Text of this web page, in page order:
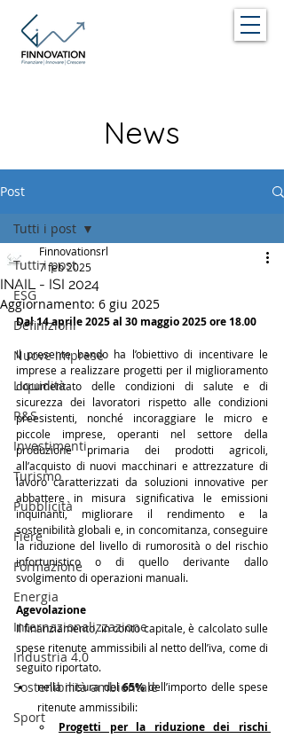
News
Post
Tutti i post
ESG
Definizioni
Nuove imprese
Liquidità
R&S
Investimenti
Turismo
Pubblicità
Fiere
Formazione
Energia
Internazionalizzazione
Industria 4.0
Sostenibilità ambientale
Sport
Tutti i post
INAIL - ISI 2024
Finnovationsrl
7 feb 2025
Aggiornamento: 6 giu 2025
Dal 14 aprile 2025 al 30 maggio 2025 ore 18.00
Il presente bando ha l’obiettivo di incentivare le
imprese a realizzare progetti per il miglioramento
documentato delle condizioni di salute e di
sicurezza dei lavoratori rispetto alle condizioni
preesistenti, nonché incoraggiare le micro e
piccole imprese, operanti nel settore della
produzione primaria dei prodotti agricoli,
all’acquisto di nuovi macchinari e attrezzature di
lavoro caratterizzati da soluzioni innovative per
abbattere in misura significativa le emissioni
inquinanti, migliorare il rendimento e la
sostenibilità globali e, in concomitanza, conseguire
la riduzione del livello di rumorosità o del rischio
infortunistico o di quello derivante dallo
svolgimento di operazioni manuali.
Agevolazione
Il finanziamento, in conto capitale, è calcolato sulle
spese ritenute ammissibili al netto dell’iva, come di
seguito riportato.
nella misura del 65% dell’importo delle spese
ritenute ammissibili:
Progetti per la riduzione dei rischi